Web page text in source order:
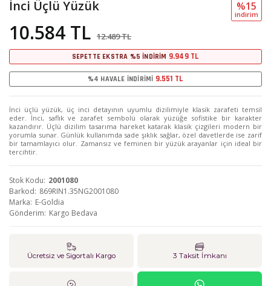
İnci Üçlü Yüzük
10.584 TL 12.489 TL
%15
i̇ndi̇ri̇m
SEPETTE EKSTRA %5 İNDİRİM 9.949 TL
%4 HAVALE İNDİRİMİ 9.551 TL
İnci üçlü yüzük, üç inci detayının uyumlu dizilimiyle klasik zarafeti temsil
eder. İnci, saflık ve zarafet sembolü olarak yüzüğe sofistike bir karakter
kazandırır. Üçlü dizilim tasarıma hareket katarak klasik çizgileri modern bir
yorumla sunar. Günlük kullanımda sade şıklık sağlar, özel davetlerde ise zarif
bir tamamlayıcı olur. Zamansız ve feminen bir yüzük arayanlar için ideal bir
tercihtir.
Stok Kodu 2001080
Barkod 869RIN1.35NG2001080
Marka E-Goldia
Gönderim Kargo Bedava
Ücretsiz ve Sigortalı Kargo 3 Taksit İmkanı